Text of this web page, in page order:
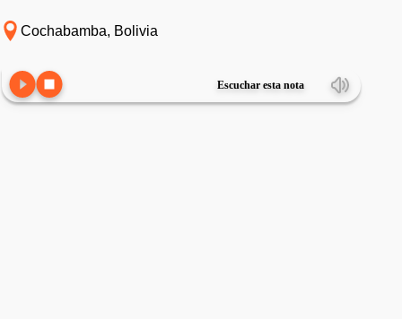
Cochabamba, Bolivia
Escuchar esta nota